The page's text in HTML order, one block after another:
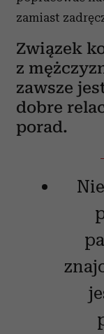
zamiast
Związek
z
zawsze
dobre
porad.